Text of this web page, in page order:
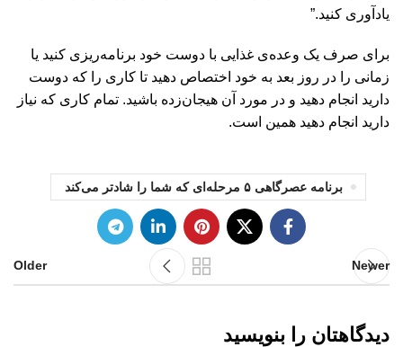
یادآوری کنید.”
برای صرف یک وعده‌ی غذایی با دوست خود برنامه‌ریزی کنید یا
زمانی را در روز بعد به خود اختصاص دهید تا کاری را که دوست
دارید انجام دهید و در مورد آن هیجان‌زده باشید. تمام کاری که نیاز
دارید انجام دهید همین است.
برنامه‌ عصرگاهی ۵ مرحله‌ای که شما را شادتر می‌کند
Newer
Older
دیدگاهتان را بنویسید